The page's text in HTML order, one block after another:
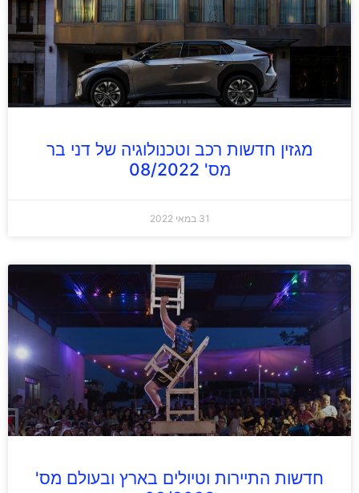
מגזין חדשות רכב וטכנולוגיה של דני בר
מס' 08/2022
31 במאי 2022
חדשות התיירות וטיולים בארץ ובעולם מס'